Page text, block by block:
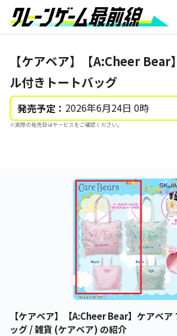
【ケアベア】【A:Cheer Bear
ル付きトートバッグ
発売予定： 2026年6月24日 0時
※実際の発売日はサービスをご確認ください。
【ケアベア】【A:Cheer Bear】ケアベ
ッグ / 雑貨 (ケアベア) の紹介